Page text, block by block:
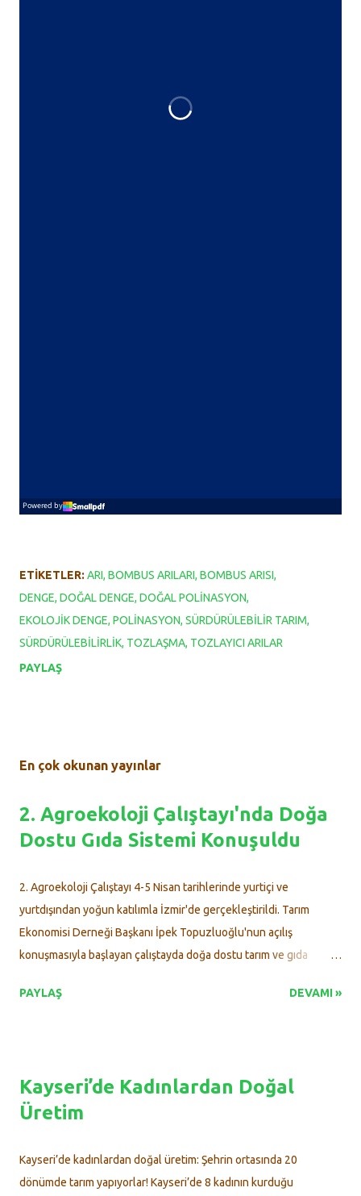
ETIKETLER: ARI BOMBUS ARILARI BOMBUS ARISI
DENGE DOĞAL DENGE DOĞAL POLINASYON
EKOLOJIK DENGE POLINASYON SÜRDÜRÜLEBILIR TARIM
SÜRDÜRÜLEBILIRLIK TOZLAŞMA TOZLAYICI ARILAR
PAYLAŞ
En çok okunan yayınlar
2. Agroekoloji Çalıştayı'nda Doğa
Dostu Gıda Sistemi Konuşuldu
2. Agroekoloji Çalıştayı 4-5 Nisan tarihlerinde yurtiçi ve
yurtdışından yoğun katılımla İzmir'de gerçekleştirildi. Tarım
Ekonomisi Derneği Başkanı İpek Topuzluoğlu'nun açılış
konuşmasıyla başlayan çalıştayda doğa dostu tarım ve gıda
düzenlediği 2. Agroekoloji Çalıştayı, 4-5 Nisan tarihlerinde yoğun
Yurtdışı ve yurtiçinden katılımcıların ilgi gösterdiği etkinliğin açılış
konuşmasını Tarım Ekonomisi Derneği Başkanı İpek Topuzluoğlu
Doğa dostu gıda sistemi için mücadele edilmesi gerektiğini ifade
eden Tarım Ekonomisi Derneği Başkanı
PAYLAŞ DEVAMI »
Kayseri’de Kadınlardan Doğal
Üretim
Kayseri’de kadınlardan doğal üretim: Şehrin ortasında 20
dönümde tarım yapıyorlar! Kayseri’de 8 kadının kurduğu